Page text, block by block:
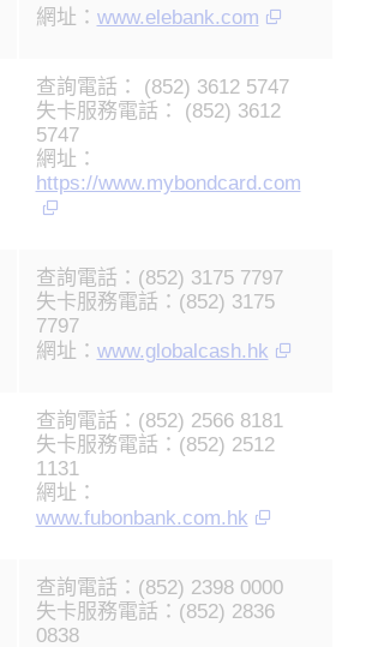
網址： www.elebank.com
查詢電話： (852) 3612 5747
失卡服務電話： (852) 3612
5747
網址：
https://www.mybondcard.com
查詢電話：(852) 3175 7797
失卡服務電話：(852) 3175
7797
網址： www.globalcash.hk
查詢電話：(852) 2566 8181
失卡服務電話：(852) 2512
1131
網址：
www.fubonbank.com.hk
查詢電話：(852) 2398 0000
失卡服務電話：(852) 2836
0838